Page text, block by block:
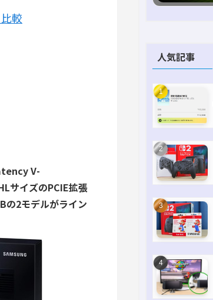
較
V-
サイズのPCIE拡張
の2モデルがライン
人気記事